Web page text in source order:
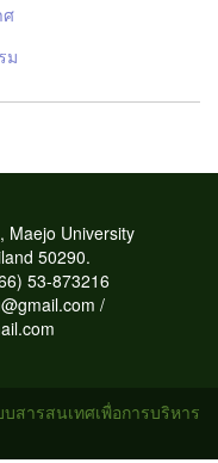
ศ
ม
, Maejo University
50290.
53-873216
/
บสารสนเทศเพื่อการบริหาร